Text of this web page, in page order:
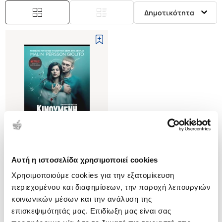
Αυτή η ιστοσελίδα χρησιμοποιεί cookies
Χρησιμοποιούμε cookies για την εξατομίκευση
περιεχομένου και διαφημίσεων, την παροχή λειτουργιών
κοινωνικών μέσων και την ανάλυση της
επισκεψιμότητάς μας. Επιδίωξη μας είναι σας
Δημοτικότητα
(1)
ΚΙΝΟΥΜΕΝΗ ΑΜΜΟΣ
PERSSON-GIOLITO MALIN
Κωδ. Πολιτείας:1200-1169